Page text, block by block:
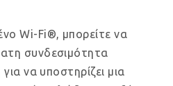
Wi-Fi®, μπορείτε να
συνδεσιμότητα
να υποστηρίζει μια